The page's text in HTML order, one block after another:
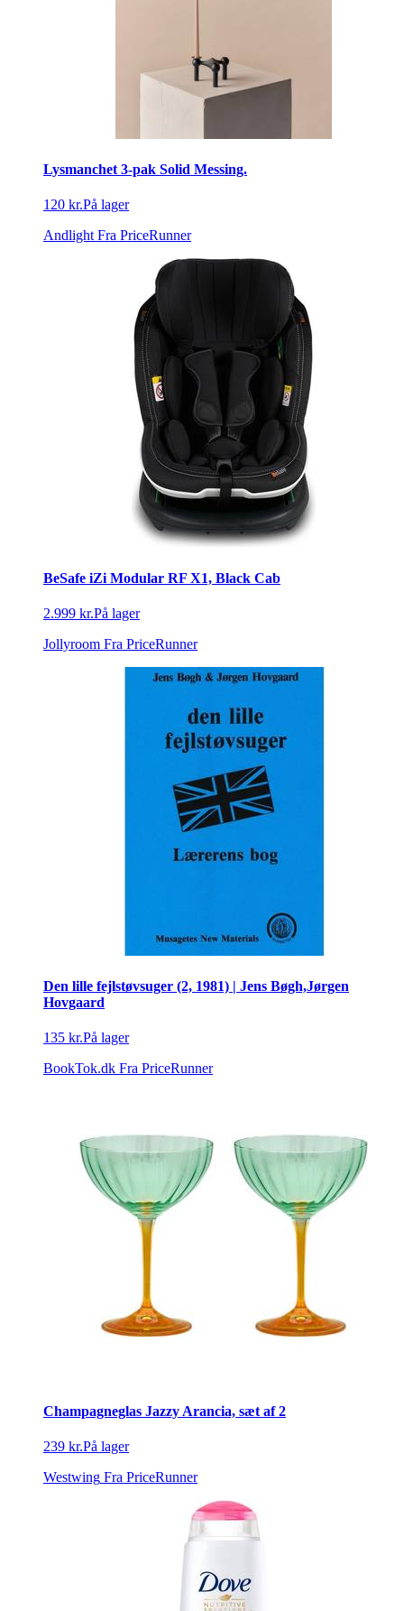
Lysmanchet 3-pak Solid Messing.
120 kr.På lager
Andlight Fra PriceRunner
BeSafe iZi Modular RF X1, Black Cab
2.999 kr.På lager
Jollyroom Fra PriceRunner
Den lille fejlstøvsuger (2, 1981) | Jens Bøgh,Jørgen
Hovgaard
135 kr.På lager
BookTok.dk Fra PriceRunner
Champagneglas Jazzy Arancia, sæt af 2
239 kr.På lager
Westwing Fra PriceRunner